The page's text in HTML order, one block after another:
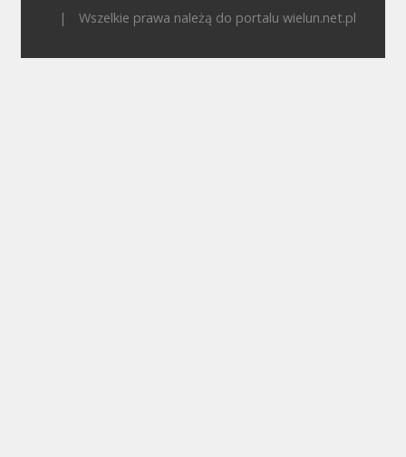
| Wszelkie prawa należą do portalu wielun.net.pl